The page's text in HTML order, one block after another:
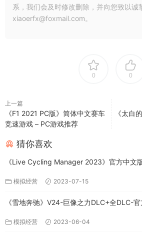
系，我们会及时修改删除，并向您致以诚
xiaoerfx@foxmail.com。
0 0
上一篇
《F1 2021 PC版》简体中文赛车
竞速游戏 – PC游戏推荐
《太白
猜你喜欢
《Live Cycling Manager 2023》官方中文
模拟经营 2023-07-15
《雪地奔驰》V24-巨像之力DLC+全DLC-
模拟经营 2023-06-04